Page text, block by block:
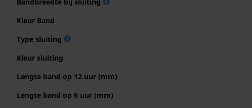
Kleur Band
Type sluiting
Kleur sluiting
Lengte band op 12 uur (mm)
Lengte band op 6 uur (mm)